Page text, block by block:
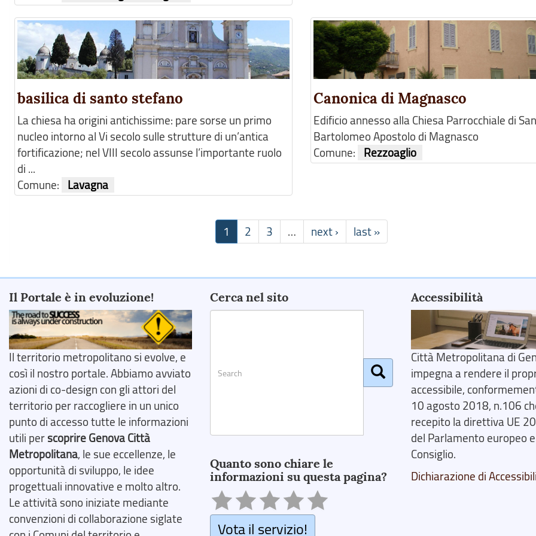
basilica di santo stefano
La chiesa ha origini antichissime: pare sorse un primo
nucleo intorno al Vi secolo sulle strutture di un’antica
fortificazione; nel VIII secolo assunse l’importante ruolo
di ...
Comune:
Lavagna
Canonica di Magnasco
Edificio annesso alla Chiesa Parrocchiale di San
Bartolomeo Apostolo di Magnasco
Comune:
Rezzoaglio
1 2 3 … next › last »
Il Portale è in evoluzione!
Il territorio metropolitano si evolve, e
così il nostro portale. Abbiamo avviato
azioni di co-design con gli attori del
territorio per raccogliere in un unico
punto di accesso tutte le informazioni
utili perscoprire Genova Città
Metropolitana, le sue eccellenze, le
opportunità di sviluppo, le idee
progettuali innovative e molto altro.
Le attività sono iniziate mediante
convenzioni di collaborazione siglate
Cerca nel sito
Quanto sono chiare le
informazioni su questa pagina?
Vota il servizio!
Accessibilità
Città Metropolitana di
impegna a rendere il
accessibile,
10 agosto 2018, n.106
recepito la direttiva UE
del Parlamento europeo
Consiglio.
Dichiarazione di